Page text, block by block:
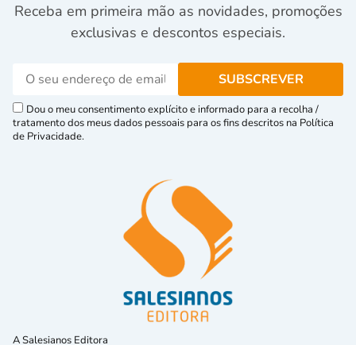
Receba em primeira mão as novidades, promoções
exclusivas e descontos especiais.
Dou o meu consentimento explícito e informado para a recolha /
tratamento dos meus dados pessoais para os fins descritos na Política
de Privacidade.
A Salesianos Editora